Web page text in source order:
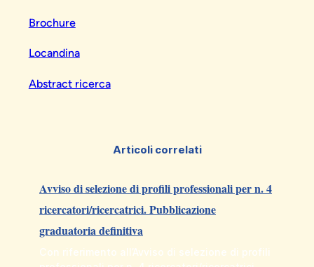
Brochure
Locandina
Abstractricerca
Articoli correlati
Avviso di selezione di profili professionali per n. 4
ricercatori/ricercatrici. Pubblicazione
graduatoria definitiva
Con riferimento all’Avviso di selezione di profili